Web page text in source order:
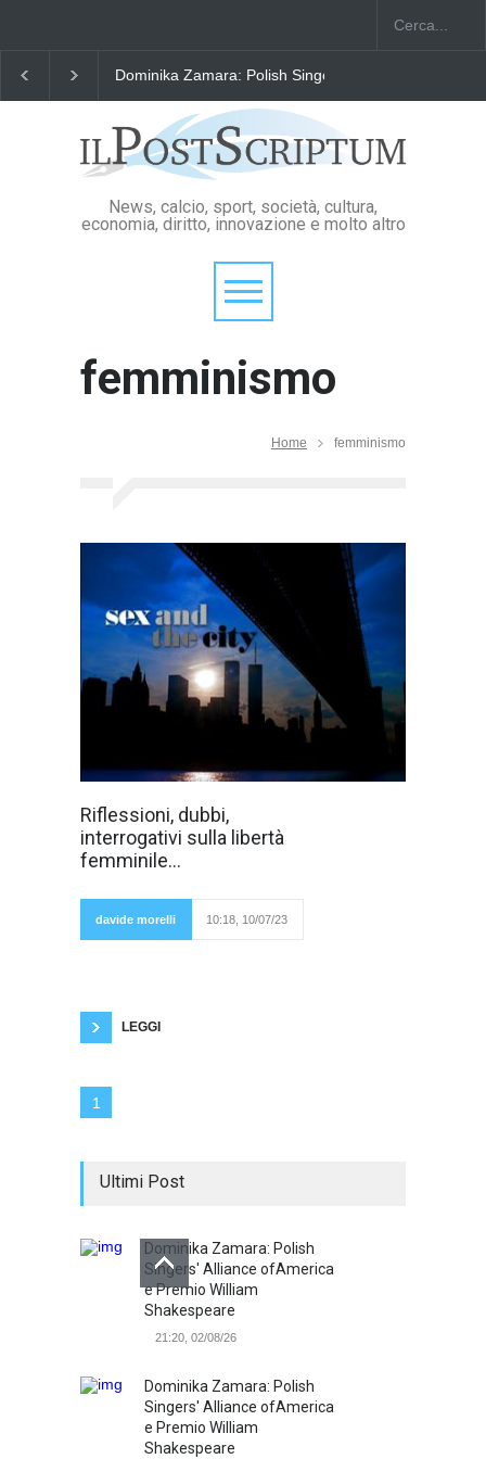
Dominika Zamara: Polish Singers' Alliance ofAmerica
News, calcio, sport, società, cultura,
economia, diritto, innovazione e molto altro
femminismo
Home femminismo
Riflessioni, dubbi,
interrogativi sulla libertà
femminile...
davide morelli 10:18, 10/07/23
LEGGI
1
Ultimi Post
Dominika Zamara: Polish
Singers' Alliance ofAmerica
e Premio William
Shakespeare
21:20, 02/08/26
Dominika Zamara: Polish
Singers' Alliance ofAmerica
e Premio William
Shakespeare